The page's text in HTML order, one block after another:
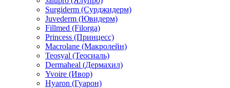
Surgiderm (Сурджидерм)
Juvederm (Ювидерм)
Fillmed (Filorga)
Princess (Принцесс)
Macrolane (Макролейн)
Teosyal (Теосиаль)
Dermaheal (Дермахил)
Yvoire (Ивор)
Hyaron (Гуарон)